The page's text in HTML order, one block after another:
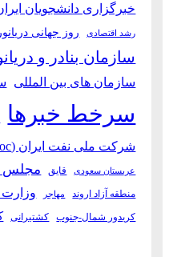
خبرگزاری دانشجویان
رشد اقتصادی روز جهانی
سازمان بنادر و
سازمان های بین المللی
سرخط خبرها
شرکت ملی نفت ایران (nioc)
عربستان سعودی قایق مجلس
منطقه آزاد اروند مهاجر
کریدور شمال-جنوب کشتیرانی